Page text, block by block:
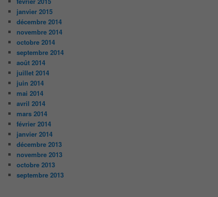
janvier 2015
décembre 2014
novembre 2014
octobre 2014
septembre 2014
août 2014
juillet 2014
juin 2014
mai 2014
avril 2014
mars 2014
février 2014
janvier 2014
décembre 2013
novembre 2013
octobre 2013
septembre 2013